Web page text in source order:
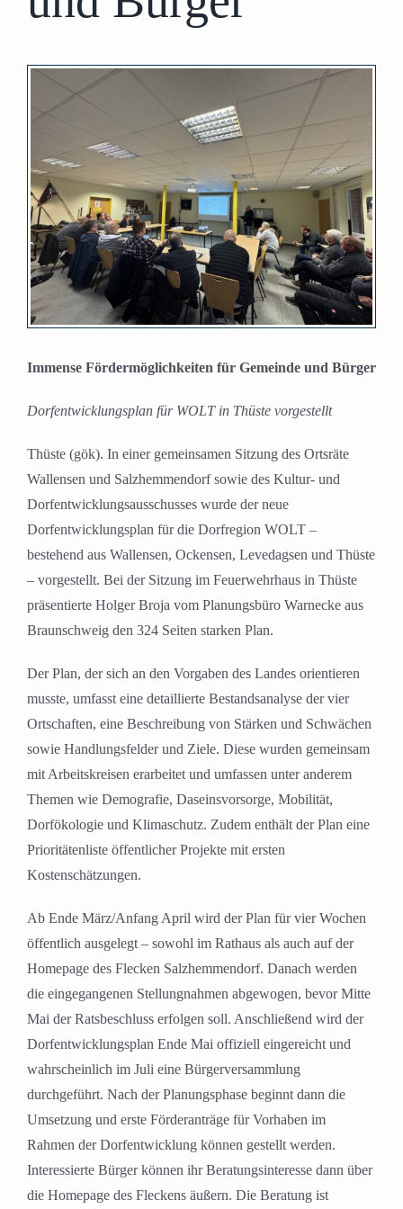
grösseres
Immense Fördermöglichkeiten für Gemeinde und Bürger
Dorfentwicklungsplan für WOLT in Thüste vorgestellt
Thüste (gök). In einer gemeinsamen Sitzung des Ortsräte
Wallensen und Salzhemmendorf sowie des Kultur- und
Dorfentwicklungsausschusses wurde der neue
Dorfentwicklungsplan für die Dorfregion WOLT –
bestehend aus Wallensen, Ockensen, Levedagsen und Thüste
– vorgestellt. Bei der Sitzung im Feuerwehrhaus in Thüste
präsentierte Holger Broja vom Planungsbüro Warnecke aus
Braunschweig den 324 Seiten starken Plan.
Der Plan, der sich an den Vorgaben des Landes orientieren
musste, umfasst eine detaillierte Bestandsanalyse der vier
Ortschaften, eine Beschreibung von Stärken und Schwächen
sowie Handlungsfelder und Ziele. Diese wurden gemeinsam
mit Arbeitskreisen erarbeitet und umfassen unter anderem
Themen wie Demografie, Daseinsvorsorge, Mobilität,
Dorfökologie und Klimaschutz. Zudem enthält der Plan eine
Prioritätenliste öffentlicher Projekte mit ersten
Kostenschätzungen.
Ab Ende März/Anfang April wird der Plan für vier Wochen
öffentlich ausgelegt – sowohl im Rathaus als auch auf der
Homepage des Flecken Salzhemmendorf. Danach werden
die eingegangenen Stellungnahmen abgewogen, bevor Mitte
Mai der Ratsbeschluss erfolgen soll. Anschließend wird der
Dorfentwicklungsplan Ende Mai offiziell eingereicht und
wahrscheinlich im Juli eine Bürgerversammlung
durchgeführt. Nach der Planungsphase beginnt dann die
Umsetzung und erste Förderanträge für Vorhaben im
Rahmen der Dorfentwicklung können gestellt werden.
Interessierte Bürger können ihr Beratungsinteresse dann über
die Homepage des Fleckens äußern. Die Beratung ist